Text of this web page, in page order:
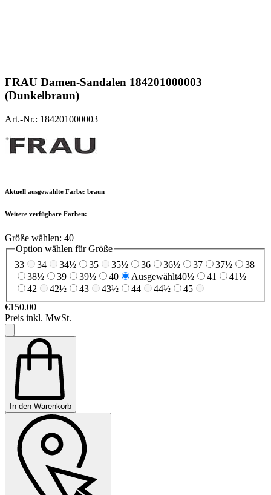
FRAU Damen-Sandalen 184201000003
(Dunkelbraun)
Art.-Nr.: 184201000003
Aktuell ausgewählte Farbe: braun
Weitere verfügbare Farben:
Größe wählen: 40
Option wählen für Größe
33
34 34½ 35 35½ 36 36½ 37 37½
38
38½
39 39½ 40 Ausgewählt40½ 41
41½
42
42½ 43 43½ 44 44½
45
€150.00
Preis inkl. MwSt.
In den Warenkorb